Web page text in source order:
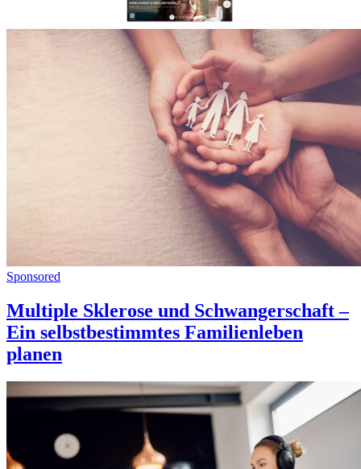
Sponsored
Multiple Sklerose und Schwangerschaft –
Ein selbstbestimmtes Familienleben
planen